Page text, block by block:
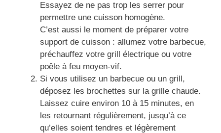
Essayez de ne pas trop les serrer pour
permettre une cuisson homogène.
C’est aussi le moment de préparer votre
support de cuisson : allumez votre barbecue,
préchauffez votre grill électrique ou votre
poêle à feu moyen-vif.
Si vous utilisez un barbecue ou un grill,
déposez les brochettes sur la grille chaude.
Laissez cuire environ 10 à 15 minutes, en
les retournant régulièrement, jusqu’à ce
qu’elles soient tendres et légèrement